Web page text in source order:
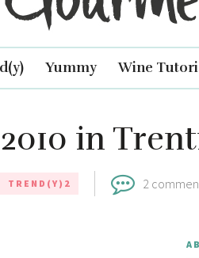
Yummy Wine
in
TREND(Y)2 2